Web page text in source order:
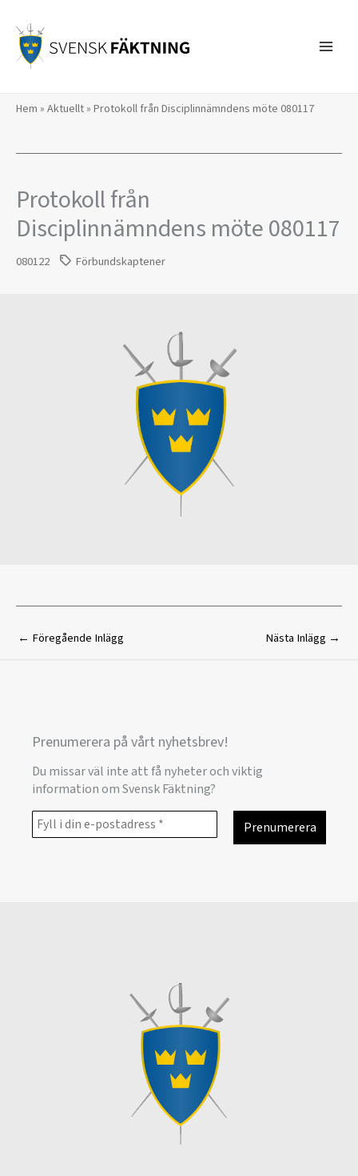
innehåll
Hem » Aktuellt» Protokoll från Disciplinnämndens möte 080117
Protokoll från
Disciplinnämndens möte 080117
080122 Förbundskaptener
← Föregående Inlägg Nästa Inlägg →
Prenumerera på vårt nyhetsbrev!
Du missar väl inte att få nyheter och viktig
information om Svensk Fäktning?